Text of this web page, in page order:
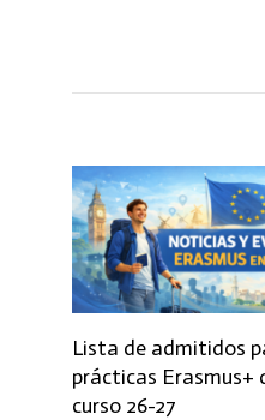
Lista de admitidos
prácticas Erasmus+
curso 26-27